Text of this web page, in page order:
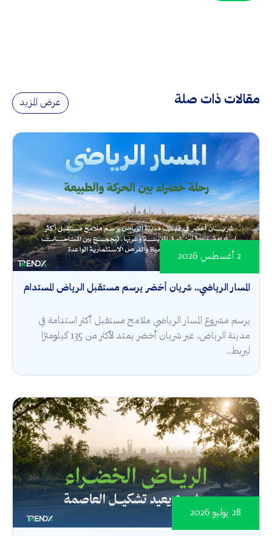
مقالات ذات صلة عرض المزيد
المسار الرياضي.. شريان أخضر يرسم مستقبل الرياض المستدام
2 أغسطس 2026
يرسم مشروع المسار الرياضي ملامح مستقبل أكثر استدامة في
مدينة الرياض، عبر شريان أخضر يمتد لأكثر من 135 كيلومترًا
ليربط...
28 يوليو 2026